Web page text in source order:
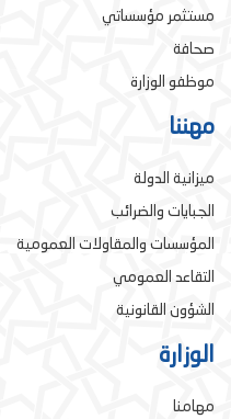
مستثمر مؤسساتي
صحافة
موظفو الوزارة
مهننا
ميزانية الدولة
الجبايات والضرائب
المؤسسات والمقاولات العمومية
التقاعد العمومي
الشؤون القانونية
الوزارة
مهامنا